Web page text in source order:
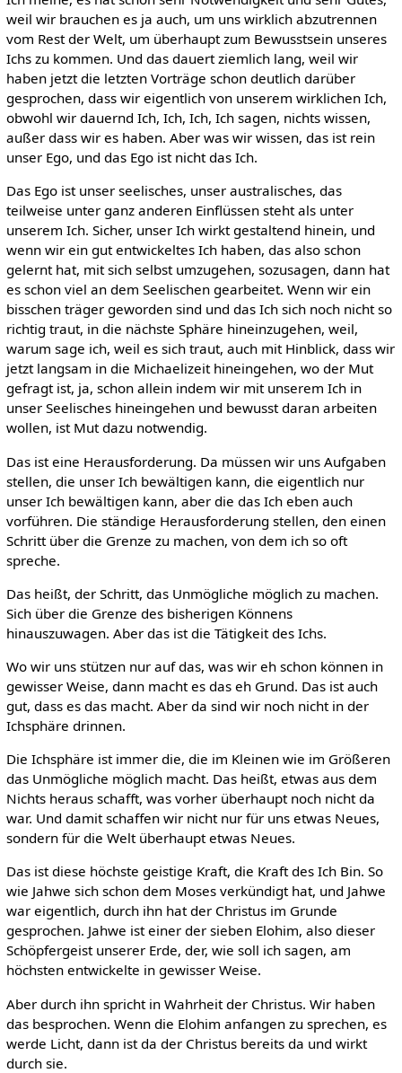
weil wir brauchen es ja auch, um uns wirklich abzutrennen
vom Rest der Welt, um überhaupt zum Bewusstsein unseres
Ichs zu kommen. Und das dauert ziemlich lang, weil wir
haben jetzt die letzten Vorträge schon deutlich darüber
gesprochen, dass wir eigentlich von unserem wirklichen Ich,
obwohl wir dauernd Ich, Ich, Ich, Ich sagen, nichts wissen,
außer dass wir es haben. Aber was wir wissen, das ist rein
unser Ego, und das Ego ist nicht das Ich.
Das Ego ist unser seelisches, unser australisches, das
teilweise unter ganz anderen Einflüssen steht als unter
unserem Ich. Sicher, unser Ich wirkt gestaltend hinein, und
wenn wir ein gut entwickeltes Ich haben, das also schon
gelernt hat, mit sich selbst umzugehen, sozusagen, dann hat
es schon viel an dem Seelischen gearbeitet. Wenn wir ein
bisschen träger geworden sind und das Ich sich noch nicht so
richtig traut, in die nächste Sphäre hineinzugehen, weil,
warum sage ich, weil es sich traut, auch mit Hinblick, dass wir
jetzt langsam in die Michaelizeit hineingehen, wo der Mut
gefragt ist, ja, schon allein indem wir mit unserem Ich in
unser Seelisches hineingehen und bewusst daran arbeiten
wollen, ist Mut dazu notwendig.
Das ist eine Herausforderung. Da müssen wir uns Aufgaben
stellen, die unser Ich bewältigen kann, die eigentlich nur
unser Ich bewältigen kann, aber die das Ich eben auch
vorführen. Die ständige Herausforderung stellen, den einen
Schritt über die Grenze zu machen, von dem ich so oft
spreche.
Das heißt, der Schritt, das Unmögliche möglich zu machen.
Sich über die Grenze des bisherigen Könnens
hinauszuwagen. Aber das ist die Tätigkeit des Ichs.
Wo wir uns stützen nur auf das, was wir eh schon können in
gewisser Weise, dann macht es das eh Grund. Das ist auch
gut, dass es das macht. Aber da sind wir noch nicht in der
Ichsphäre drinnen.
Die Ichsphäre ist immer die, die im Kleinen wie im Größeren
das Unmögliche möglich macht. Das heißt, etwas aus dem
Nichts heraus schafft, was vorher überhaupt noch nicht da
war. Und damit schaffen wir nicht nur für uns etwas Neues,
sondern für die Welt überhaupt etwas Neues.
Das ist diese höchste geistige Kraft, die Kraft des Ich Bin. So
wie Jahwe sich schon dem Moses verkündigt hat, und Jahwe
war eigentlich, durch ihn hat der Christus im Grunde
gesprochen. Jahwe ist einer der sieben Elohim, also dieser
Schöpfergeist unserer Erde, der, wie soll ich sagen, am
höchsten entwickelte in gewisser Weise.
Aber durch ihn spricht in Wahrheit der Christus. Wir haben
das besprochen. Wenn die Elohim anfangen zu sprechen, es
werde Licht, dann ist da der Christus bereits da und wirkt
durch sie.